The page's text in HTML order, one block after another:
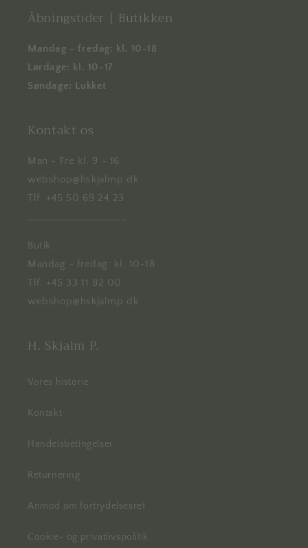
Åbningstider | Butikken
Mandag - fredag: kl. 10-18
Lørdage: kl. 10-17
Søndage: Lukket
Kontakt os
Man - Fre kl. 9 - 16
webshop@hskjalmp.dk
Tlf. +45 50 69 24 23
Butik:
Mandag - fredag: kl. 10-18
Tlf. +45 33 11 82 00
webshop@hskjalmp.dk
H. Skjalm P.
Vores historie
Kontakt
Handelsbetingelser
Returnering
Anmod om fortrydelsesret
Cookie- og privatlivspolitik